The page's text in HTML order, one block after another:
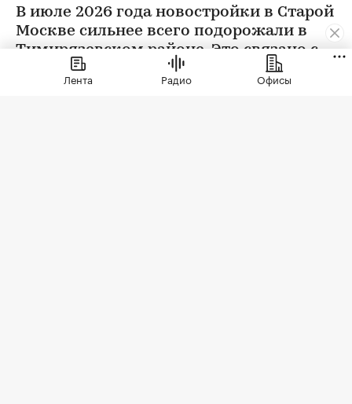
В июле 2026 года новостройки в Старой
Москве сильнее всего подорожали в
Тимирязевском районе. Это связано с
появлением в экспозиции нового
проекта бизнес-класса
Лента Радио Офисы